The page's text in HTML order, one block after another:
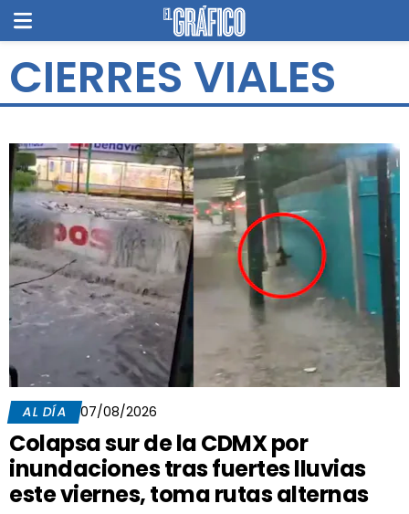
CIERRES VIALES
AL DÍA 07/08/2026
Colapsa sur de la CDMX por
inundaciones tras fuertes lluvias
este viernes, toma rutas alternas